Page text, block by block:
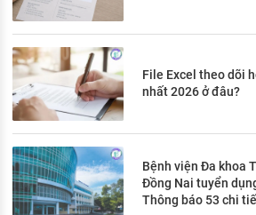
File Excel theo dõi
nhất 2026 ở đâu?
Bệnh viện Đa khoa
Đồng Nai tuyển
Thông báo 53 chi